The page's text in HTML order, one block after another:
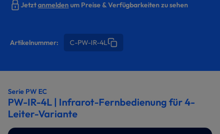
Jetztanmeldenum Preise & Verfügbarkeiten zu sehen
Artikelnummer: C-PW-IR-4L
Serie PW EC
PW-IR-4L | Infrarot-Fernbedienung für 4-
Leiter-Variante